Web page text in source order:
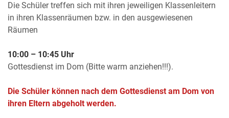
Die Schüler treffen sich mit ihren jeweiligen Klassenleitern
in ihren Klassenräumen bzw. in den ausgewiesenen
Räumen
10:00 – 10:45 Uhr
Gottesdienst im Dom (Bitte warm anziehen!!!).
Die Schüler können nach dem Gottesdienst am Dom von
ihren Eltern abgeholt werden.